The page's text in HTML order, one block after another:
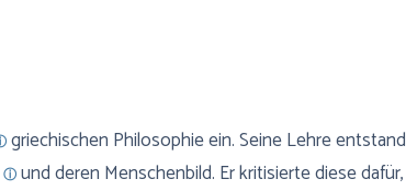
griechischen Philosophie ein. Seine Lehre entstand
und deren Menschenbild. Er kritisierte diese dafür,